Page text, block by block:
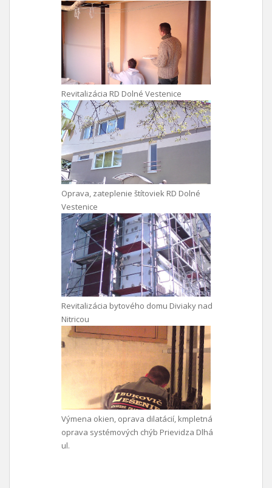
Revitalizácia RD Dolné Vestenice
Oprava, zateplenie štítoviek RD Dolné
Vestenice
Revitalizácia bytového domu Diviaky nad
Nitricou
Výmena okien, oprava dilatácií, kmpletná
oprava systémových chýb Prievidza Dlhá
ul.